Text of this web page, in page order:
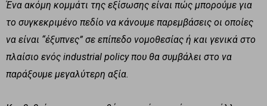
Ένα ακόμη κομμάτι της εξίσωσης είναι πώς μπορούμε για
το συγκεκριμένο πεδίο να κάνουμε παρεμβάσεις οι οποίες
να είναι “έξυπνες” σε επίπεδο νομοθεσίας ή και γενικά στο
πλαίσιο ενός industrial policyπου θα συμβάλει στο να
παράξουμε μεγαλύτερη αξία.